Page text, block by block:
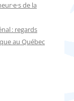
de la
: regards
au Québec